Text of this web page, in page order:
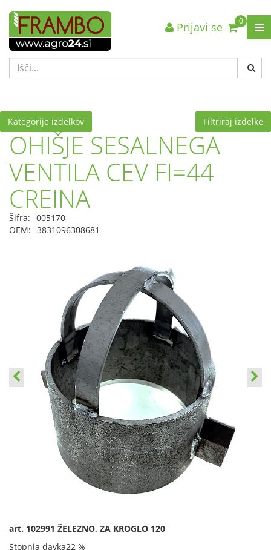
Nazaj en nivo
VRSTA 1
VRSTA 3
Nazaj en nivo
VRSTA 1
VRSTA 3
Nazaj en nivo
VRSTA 1
VRSTA 3
0
Prijavi se
Kategorije izdelkov Filtriraj izdelke
OHIŠJE SESALNEGA
VENTILA CEV FI=44
CREINA
Šifra: 005170
OEM: 3831096308681
art. 102991 ŽELEZNO, ZA KROGLO 120
Stopnja davka22 %